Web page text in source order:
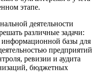
этапе.
деятельности
различные задачи:
информационной базы для
предприятий
ревизии и аудита
бюджетных